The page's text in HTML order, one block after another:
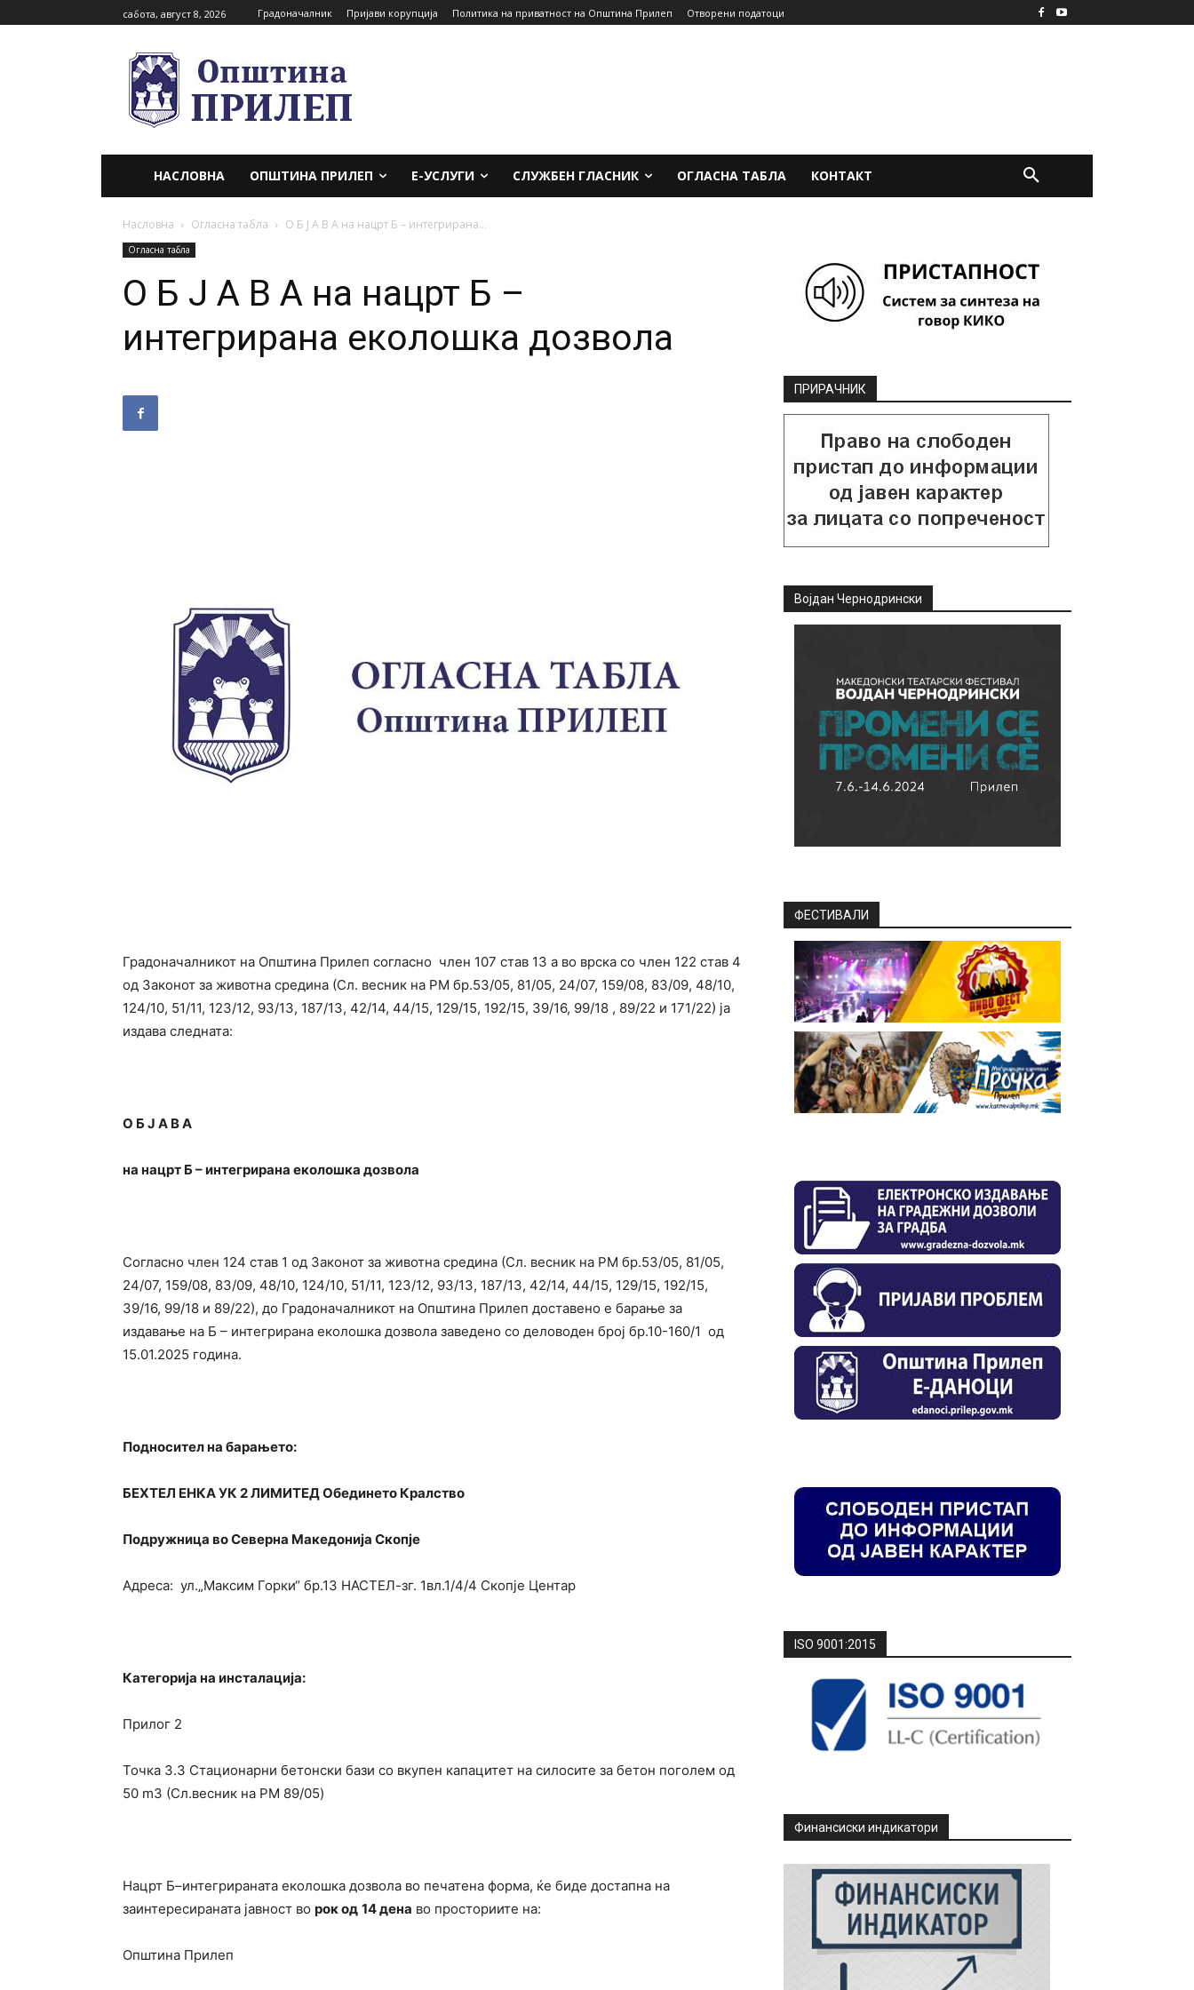
сабота, август 8, 2026 Градоначалник Пријави корупција Политика на приватност на Општина Прилеп Отворени податоци
НАСЛОВНА ОПШТИНА ПРИЛЕП Е-УСЛУГИ СЛУЖБЕН ГЛАСНИК ОГЛАСНА ТАБЛА КОНТАКТ
Насловна Огласна табла О Б Ј А В А на нацрт Б – интегрирана...
Огласна табла
О Б Ј А В А на нацрт Б –
интегрирана еколошка дозвола
Градоначалникот на Општина Прилеп согласно член 107 став 13 а во врска со член 122 став 4
од Законот за животна средина (Сл. весник на РМ бр.53/05, 81/05, 24/07, 159/08, 83/09, 48/10,
124/10, 51/11, 123/12, 93/13, 187/13, 42/14, 44/15, 129/15, 192/15, 39/16, 99/18 , 89/22 и 171/22) ја
издава следната:
О Б Ј А В А
на нацрт Б – интегрирана еколошка дозвола
Согласно член 124 став 1 од Законот за животна средина (Сл. весник на РМ бр.53/05, 81/05,
24/07, 159/08, 83/09, 48/10, 124/10, 51/11, 123/12, 93/13, 187/13, 42/14, 44/15, 129/15, 192/15,
39/16, 99/18 и 89/22), до Градоначалникот на Општина Прилеп доставено е барање за
издавање на Б – интегрирана еколошка дозвола заведено со деловоден број бр.10-160/1 од
15.01.2025 година.
Подносител на барањето:
БЕХТЕЛ ЕНКА УК 2 ЛИМИТЕД Обединето Кралство
Подружница во Северна Македонија Скопје
Адреса: ул.„Максим Горки“ бр.13 НАСТЕЛ-зг. 1вл.1/4/4 Скопје Центар
Категорија на инсталација:
Прилог 2
Точка 3.3 Стационарни бетонски бази со вкупен капацитет на силосите за бетон поголем од
50 m3 (Сл.весник на РМ 89/05)
Нацрт Б–интегрираната еколошка дозвола во печатена форма, ќе биде достапна на
заинтересираната јавност во рок од 14 дена во просториите на:
Општина Прилеп
ПРИРАЧНИК
Војдан Чернодрински
ФЕСТИВАЛИ
ISO 9001:2015
Финансиски индикатори